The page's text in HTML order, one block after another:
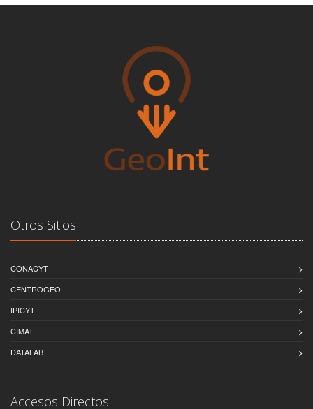
Otros Sitios
CONACYT
CENTROGEO
IPICYT
CIMAT
DATALAB
Accesos Directos